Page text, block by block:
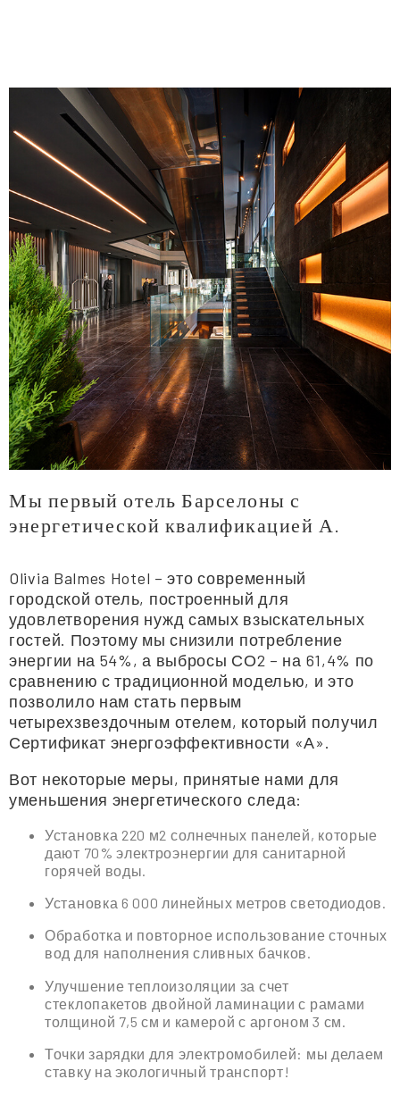
Мы первый отель Барселоны с
энергетической квалификацией А.
Olivia Balmes Hotel – это современный
городской отель, построенный для
удовлетворения нужд самых взыскательных
гостей. Поэтому мы снизили потребление
энергии на 54%, а выбросы СО2 – на 61,4% по
сравнению с традиционной моделью, и это
позволило нам стать первым
четырехзвездочным отелем, который получил
Сертификат энергоэффективности «А».
Вот некоторые меры, принятые нами для
уменьшения энергетического следа:
Установка 220 м2 солнечных панелей, которые
дают 70% электроэнергии для санитарной
горячей воды.
Установка 6 000 линейных метров светодиодов.
Обработка и повторное использование сточных
вод для наполнения сливных бачков.
Улучшение теплоизоляции за счет
стеклопакетов двойной ламинации с рамами
толщиной 7,5 см и камерой с аргоном 3 см.
Точки зарядки для электромобилей: мы делаем
ставку на экологичный транспорт!